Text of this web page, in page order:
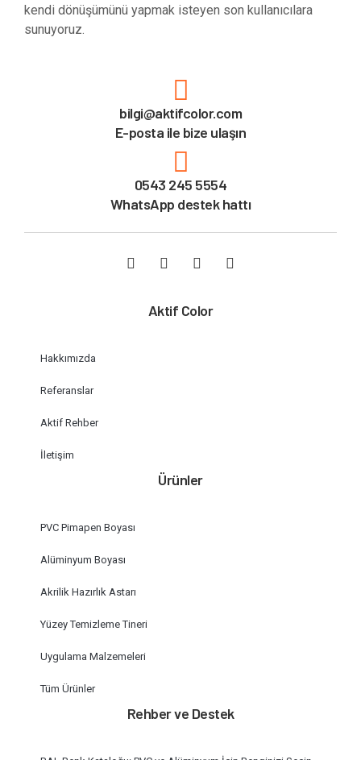
kendi dönüşümünü yapmak isteyen son kullanıcılara
sunuyoruz.
bilgi@aktifcolor.com
E-posta ile bize ulaşın
0543 245 5554
WhatsApp destek hattı
Aktif Color
Hakkımızda
Referanslar
Aktif Rehber
İletişim
Ürünler
PVC Pimapen Boyası
Alüminyum Boyası
Akrilik Hazırlık Astarı
Yüzey Temizleme Tineri
Uygulama Malzemeleri
Tüm Ürünler
Rehber ve Destek